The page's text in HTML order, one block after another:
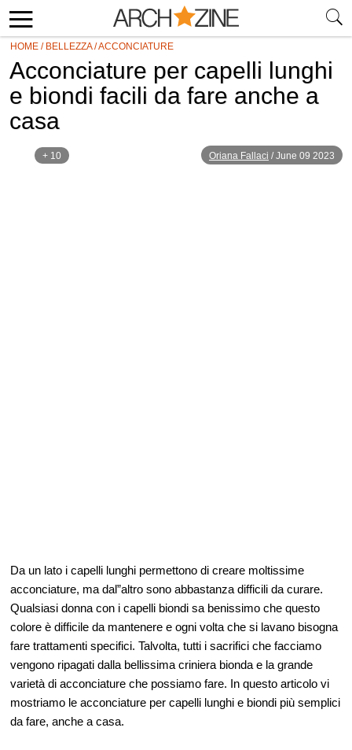
HOME / BELLEZZA/ACCONCIATURE
Acconciature per capelli lunghi
e biondi facili da fare anche a
casa
+ 10 Oriana Fallaci /June 09 2023
Da un lato i capelli lunghi permettono di creare moltissime
acconciature, ma dal”altro sono abbastanza difficili da curare.
Qualsiasi donna con i capelli biondi sa benissimo che questo
colore è difficile da mantenere e ogni volta che si lavano bisogna
fare trattamenti specifici. Talvolta, tutti i sacrifici che facciamo
vengono ripagati dalla bellissima criniera bionda e la grande
varietà di acconciature che possiamo fare. In questo articolo vi
mostriamo le acconciature per capelli lunghi e biondi più semplici
da fare, anche a casa.